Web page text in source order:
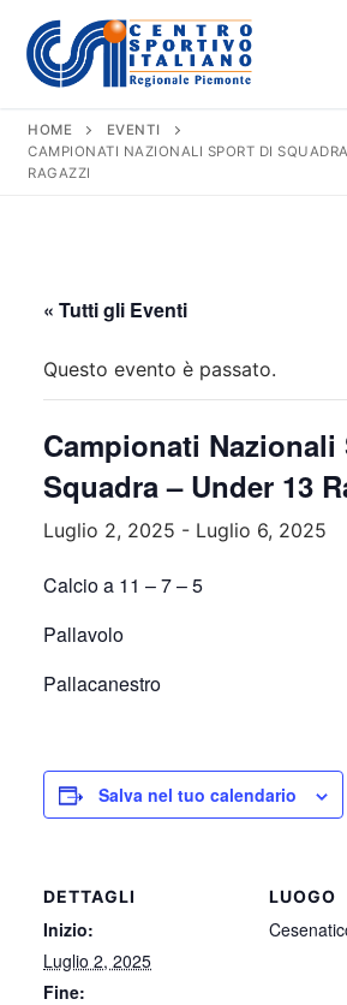
contenuto
Cerca:
HOME
EVENTI
CAMPIONATI NAZIONALI SPORT DI
RAGAZZI
« Tutti gli Eventi
Questo evento è passato.
Campionati
Squadra – Under 13
Luglio 2, 2025 - Luglio 6, 2025
Calcio a 11 – 7 – 5
Pallavolo
Pallacanestro
Salva nel tuo calendario
DETTAGLI
Inizio:
Luglio 2, 2025
Fine:
LUOGO